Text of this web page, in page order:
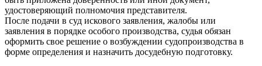
удостоверяющий полномочия представителя.
После подачи в суд искового заявления, жалобы или
заявления в порядке особого производства, судья обязан
оформить свое решение о возбуждении судопроизводства в
форме определения и назначить досудебную подготовку.